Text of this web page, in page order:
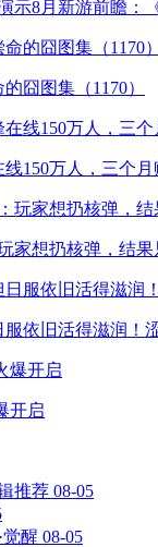
示8月新游前瞻：
囧图集（1170）
150万人，三个月
家想扔核弹，结果
依旧活得滋润！
开启
08-05
觉醒 08-05